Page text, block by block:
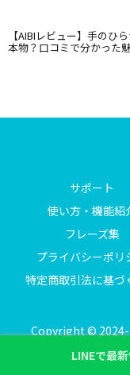
【AIBIレビュー】手のひ
本物？口コミで分かった
サポート
使い方・機能紹
フレーズ集
プライバシーポリ
特定商取引法に基づ
Copyright © 2024-
LINEで最